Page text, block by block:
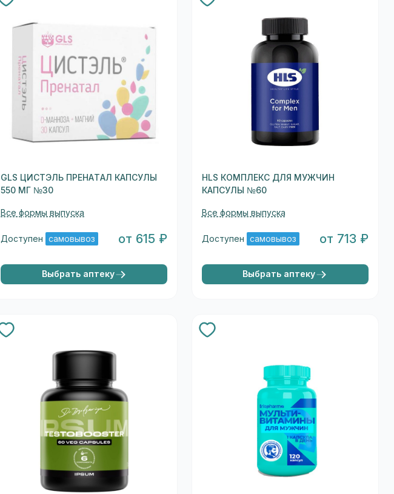
GLS ЦИСТЭЛЬ ПРЕНАТАЛ КАПСУЛЫ
550 МГ №30
Все формы выпуска
Доступен самовывоз от 615 ₽
Выбрать аптеку
HLS КОМПЛЕКС ДЛЯ МУЖЧИН
КАПСУЛЫ №60
Все формы выпуска
Доступен самовывоз от 713 ₽
Выбрать аптеку